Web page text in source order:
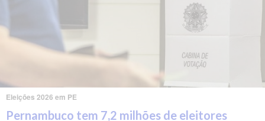
Eleições 2026 em PE
Pernambuco tem 7,2 milhões de eleitores